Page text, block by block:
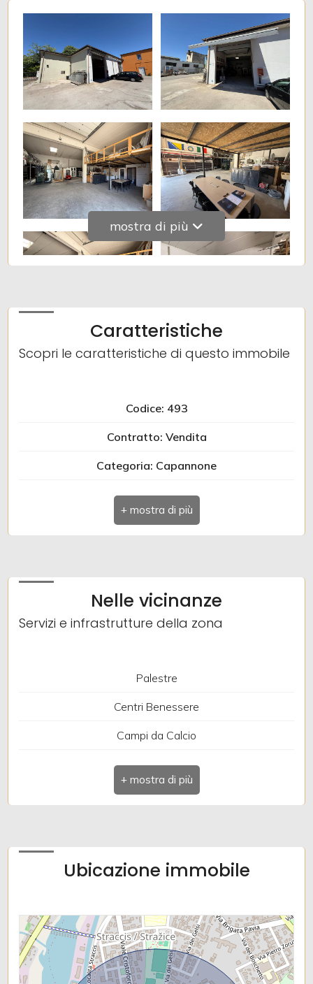
mostra di più
Caratteristiche
Scopri le caratteristiche di questo immobile
Codice: 493
Contratto: Vendita
Categoria: Capannone
Indirizzo: VIA POGGIO
Comune: Gorizia
Area esterna
Nelle vicinanze
Servizi e infrastrutture della zona
Palestre
Centri Benessere
Campi da Calcio
Complessi Sportivi
Campi da Tennis
Stazione Ferroviaria
Asilo
Scuole Elementari
Ubicazione immobile
Posto auto/Box
Balcone/Terrazzo
Ascensore
Arredato
Nuova costruzione